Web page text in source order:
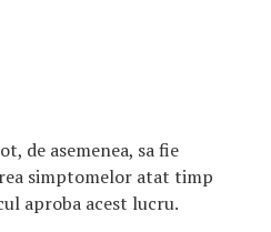
de asemenea, sa fie
simptomelor atat timp
aproba acest lucru.